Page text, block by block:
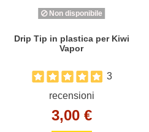
Non disponibile
Drip Tip in plastica per Kiwi
Vapor
3
recensioni
3,00 €